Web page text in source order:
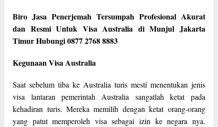
Biro Jasa Penerjemah Tersumpah Profesional Akurat
dan Resmi Untuk Visa Australia di Munjul Jakarta
Timur Hubungi 0877 2768 8883
Kegunaan Visa Australia
Saat sebelum tiba ke Australia turis mesti menentukan jenis
visa lantaran pemerintah Australia sangatlah ketat pada
kehadiran turis. Mereka memilih dengan ketat orang-orang
yang patut memperoleh visa sebagai izin ke negara nya.